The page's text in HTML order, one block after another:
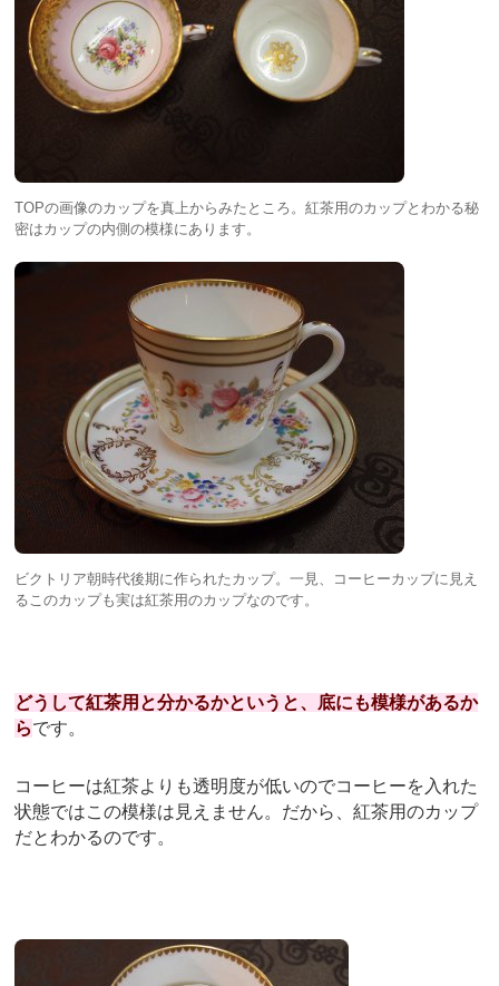
TOPの画像のカップを真上からみたところ。紅茶用のカップとわかる秘
密はカップの内側の模様にあります。
ビクトリア朝時代後期に作られたカップ。一見、コーヒーカップに見え
るこのカップも実は紅茶用のカップなのです。
どうして紅茶用と分かるかというと、 底にも模様があるか
らです。
コーヒーは紅茶よりも透明度が低いのでコーヒーを入れた
状態ではこの模様は見えません。だから、紅茶用のカップ
だとわかるのです。